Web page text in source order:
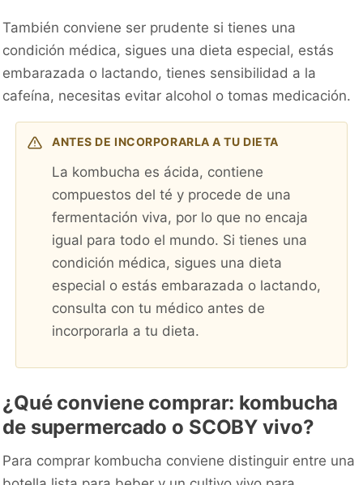
También conviene ser prudente si tienes una
condición médica, sigues una dieta especial, estás
embarazada o lactando, tienes sensibilidad a la
cafeína, necesitas evitar alcohol o tomas medicación.
ANTES DE INCORPORARLA A TU DIETA
La kombucha es ácida, contiene
compuestos del té y procede de una
fermentación viva, por lo que no encaja
igual para todo el mundo. Si tienes una
condición médica, sigues una dieta
especial o estás embarazada o lactando,
consulta con tu médico antes de
incorporarla a tu dieta.
¿Qué conviene comprar: kombucha
de supermercado o SCOBY vivo?
Para comprar kombucha conviene distinguir entre una